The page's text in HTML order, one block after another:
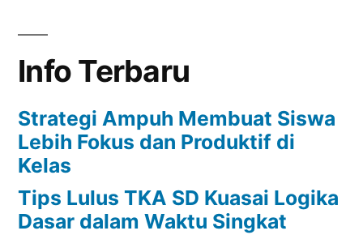
Info Terbaru
Strategi Ampuh Membuat Siswa
Lebih Fokus dan Produktif di
Kelas
Tips Lulus TKA SD Kuasai Logika
Dasar dalam Waktu Singkat